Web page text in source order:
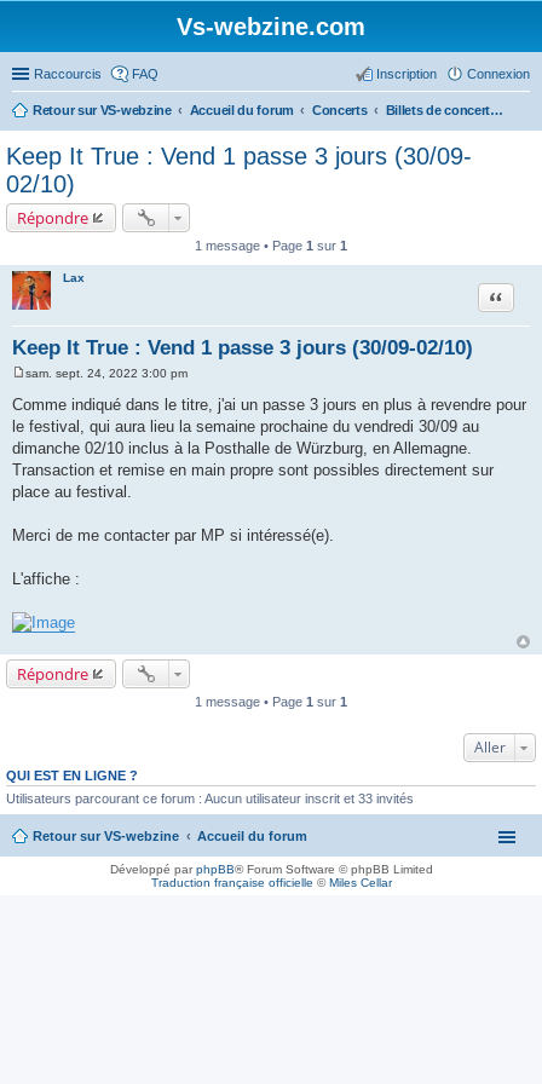
Vs-webzine.com
Raccourcis FAQ Connexion
Inscription
Retour sur VS-webzine Accueil du forum Concerts Billets de concerts et Covoiturages, Infos générales sur les concerts
Keep It True : Vend 1 passe 3 jours (30/09-
02/10)
Répondre
1 message • Page 1 sur 1
Lax
Keep It True : Vend 1 passe 3 jours (30/09-02/10)
Citer
s
s
g
e
sam. sept. 24, 2022 3:00 pm
Comme indiqué dans le titre, j'ai un passe 3 jours en plus à revendre pour
le festival, qui aura lieu la semaine prochaine du vendredi 30/09 au
dimanche 02/10 inclus à la Posthalle de Würzburg, en Allemagne.
Transaction et remise en main propre sont possibles directement sur
place au festival.
Merci de me contacter par MP si intéressé(e).
L'affiche :
Répondre
1 message • Page 1 sur 1
Aller
QUI EST EN LIGNE ?
Utilisateurs parcourant ce forum : Aucun utilisateur inscrit et 33 invités
Retour sur VS-webzine Accueil du forum
Développé parphpBB® Forum Software © phpBB Limited
Traduction française officielle ©Miles Cellar